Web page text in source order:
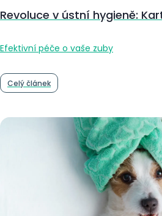
Revoluce v ústní hygieně:
Efektivní péče o vaše zuby
Celý článek